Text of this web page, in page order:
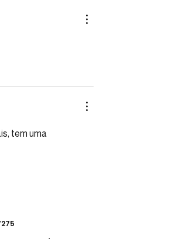
tem uma